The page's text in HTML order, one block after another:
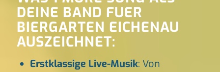
DEINE BAND FUER
BIERGARTEN EICHENAU
AUSZEICHNET:
Erstklassige Live-Musik: Von